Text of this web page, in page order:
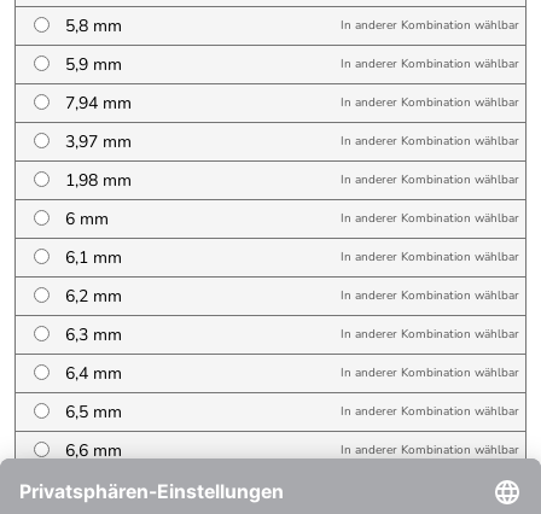
5,8 mm In anderer Kombination wählbar
5,9 mm In anderer Kombination wählbar
7,94 mm In anderer Kombination wählbar
3,97 mm In anderer Kombination wählbar
1,98 mm In anderer Kombination wählbar
6 mm In anderer Kombination wählbar
6,1 mm In anderer Kombination wählbar
6,2 mm In anderer Kombination wählbar
6,3 mm In anderer Kombination wählbar
6,4 mm In anderer Kombination wählbar
6,5 mm In anderer Kombination wählbar
6,6 mm In anderer Kombination wählbar
6,7 mm In anderer Kombination wählbar